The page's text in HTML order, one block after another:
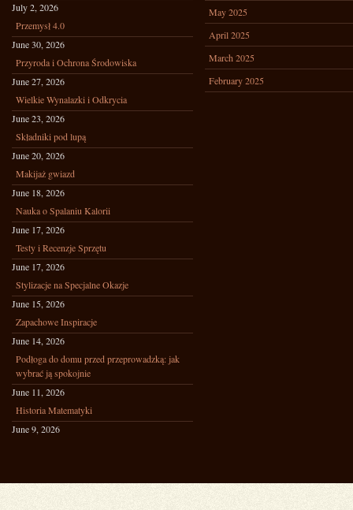
July 2, 2026
Przemysł 4.0
June 30, 2026
Przyroda i Ochrona Środowiska
June 27, 2026
Wielkie Wynalazki i Odkrycia
June 23, 2026
Składniki pod lupą
June 20, 2026
Makijaż gwiazd
June 18, 2026
Nauka o Spalaniu Kalorii
June 17, 2026
Testy i Recenzje Sprzętu
June 17, 2026
Stylizacje na Specjalne Okazje
June 15, 2026
Zapachowe Inspiracje
June 14, 2026
Podłoga do domu przed przeprowadzką: jak
wybrać ją spokojnie
June 11, 2026
Historia Matematyki
June 9, 2026
May 2025
April 2025
March 2025
February 2025